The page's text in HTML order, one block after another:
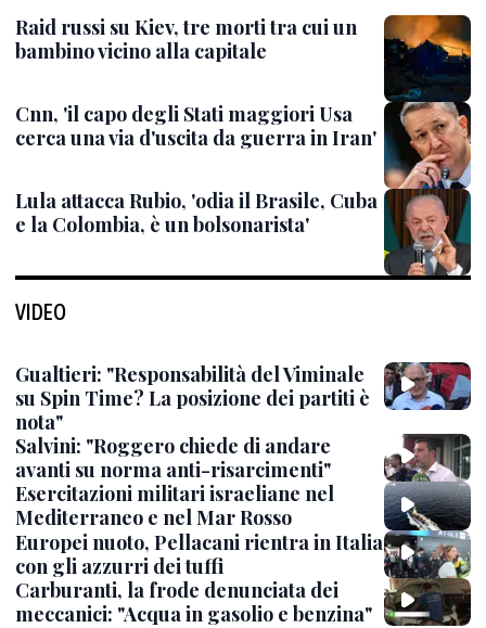
Raid russi su Kiev, tre morti tra cui un
bambino vicino alla capitale
Cnn, 'il capo degli Stati maggiori Usa
cerca una via d'uscita da guerra in Iran'
Lula attacca Rubio, 'odia il Brasile, Cuba
e la Colombia, è un bolsonarista'
VIDEO
Gualtieri: "Responsabilità del Viminale
su Spin Time? La posizione dei partiti è
nota"
Salvini: "Roggero chiede di andare
avanti su norma anti-risarcimenti"
Esercitazioni militari israeliane nel
Mediterraneo e nel Mar Rosso
Europei nuoto, Pellacani rientra in Italia
con gli azzurri dei tuffi
Carburanti, la frode denunciata dei
meccanici: "Acqua in gasolio e benzina"